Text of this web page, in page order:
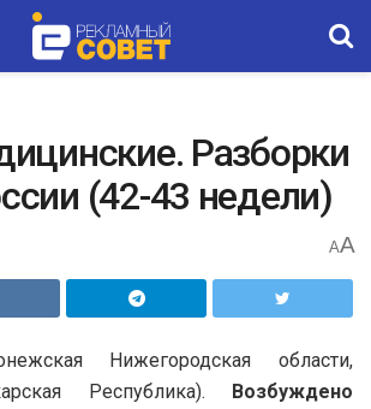
Разборки
(42-43 недели)
AA
Нижегородская области,
Республика). Возбуждено